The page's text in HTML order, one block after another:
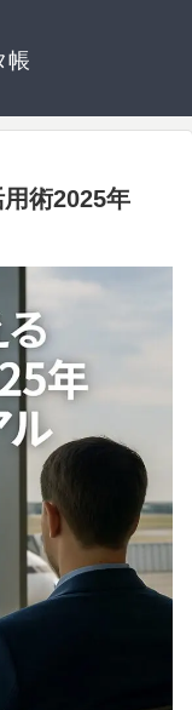
帳
術2025年